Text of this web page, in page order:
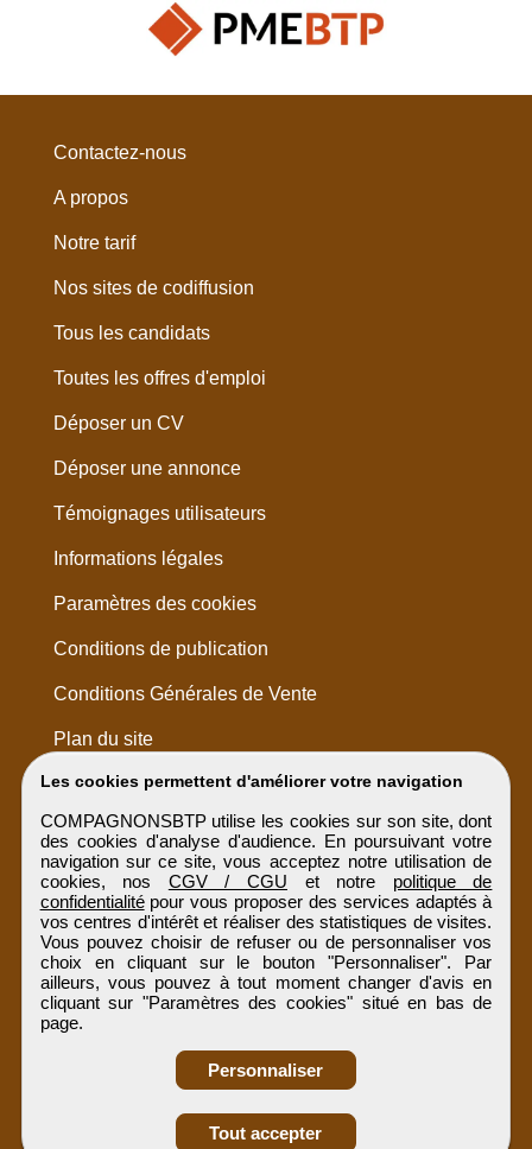
Obtenir ses
Les cookies permettent d'améliorer votre navigation
COMPAGNONSBTP utilise les cookies sur son site, dont
des cookies d'analyse d'audience. En poursuivant votre
navigation sur ce site, vous acceptez notre utilisation de
cookies, nos CGV / CGU et notre politique de
confidentialitépour vous proposer des services adaptés à
vos centres d'intérêt et réaliser des statistiques de visites.
Vous pouvez choisir de refuser ou de personnaliser vos
choix en cliquant sur le bouton "Personnaliser". Par
ailleurs, vous pouvez à tout moment changer d'avis en
cliquant sur "Paramètres des cookies" situé en bas de
page.
Personnaliser
Tout accepter
Contactez-nous
A propos
Notre tarif
Nos sites de codiffusion
Tous les candidats
Toutes les offres d'emploi
Déposer un CV
Déposer une annonce
Témoignages utilisateurs
Informations légales
Paramètres des cookies
Conditions de publication
Conditions Générales de Vente
Plan du site